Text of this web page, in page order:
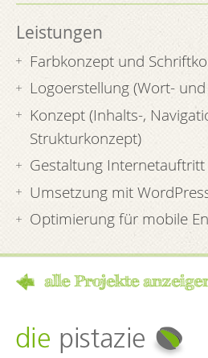
Leistungen
Farbkonzept und
Logoerstellung (Wort-
Konzept (Inhalts-,
Strukturkonzept)
Gestaltung Internetauftritt
Umsetzung mit
Optimierung für mobile
alle Projekte